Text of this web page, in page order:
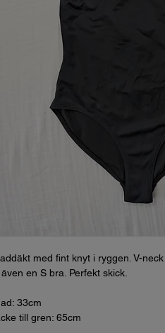
med fint knyt i ryggen. V-
en S bra. Perfekt skick.
33cm
till gren: 65cm